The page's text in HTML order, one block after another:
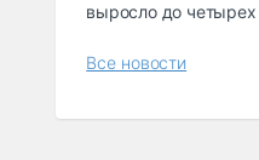
выросло до четырех
Все новости